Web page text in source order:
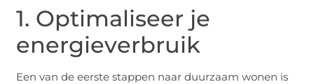
1. Optimaliseer je
energieverbruik
Een van de eerste stappen naar duurzaam wonen is